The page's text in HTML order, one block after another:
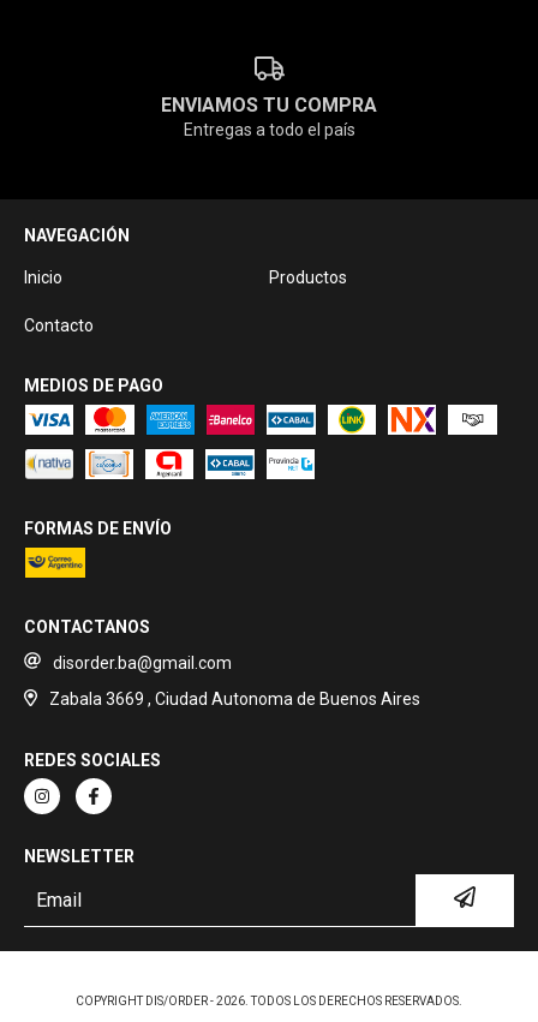
ENVIAMOS TU COMPRA
Entregas a todo el país
NAVEGACIÓN
Inicio Productos
Contacto
MEDIOS DE PAGO
FORMAS DE ENVÍO
CONTACTANOS
disorder.ba@gmail.com
Zabala 3669 , Ciudad Autonoma de Buenos Aires
REDES SOCIALES
NEWSLETTER
COPYRIGHT DIS/ORDER - 2026. TODOS LOS DERECHOS RESERVADOS.